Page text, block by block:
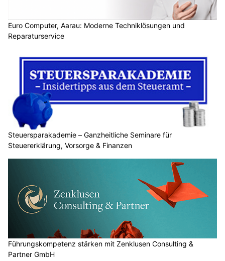
Euro Computer, Aarau: Moderne Techniklösungen und
Reparaturservice
Steuersparakademie – Ganzheitliche Seminare für
Steuererklärung, Vorsorge & Finanzen
Führungskompetenz stärken mit Zenklusen Consulting &
Partner GmbH